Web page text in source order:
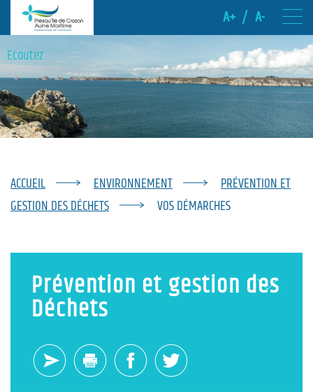
A+ / A-
Ecoutez
ACCUEIL ENVIRONNEMENT
PRÉVENTION ET
GESTION DES DÉCHETS
VOS DÉMARCHES
Prévention et gestion des
Déchets